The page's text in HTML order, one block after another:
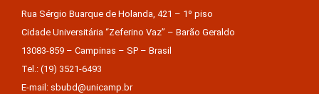
Rua Sérgio Buarque de Holanda, 421 – 1º piso
Cidade Universitária “Zeferino Vaz” – Barão Geraldo
13083-859 – Campinas – SP – Brasil
Tel.: (19) 3521-6493
E-mail: sbubd@unicamp.br